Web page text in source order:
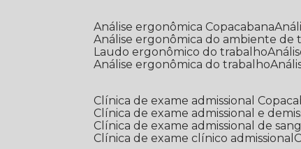
Análise ergonômica Copacabana
Análise ergonômica do ambiente de
Laudo ergonômico do trabalho
Análise ergonômica do trabalho
Clínica de exame admissional
Clínica de exame admissional e
Clínica de exame admissional de
Clínica de exame clínico admissional